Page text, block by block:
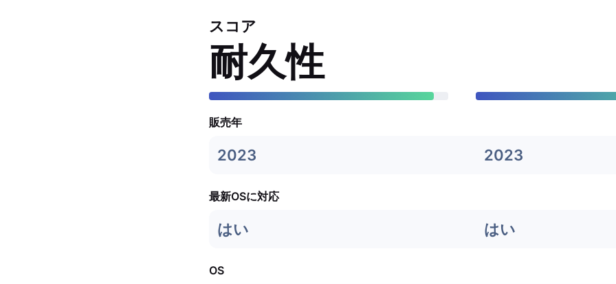
スコア
耐久性
販売年
2023 2023
最新OSに対応
はい はい
OS